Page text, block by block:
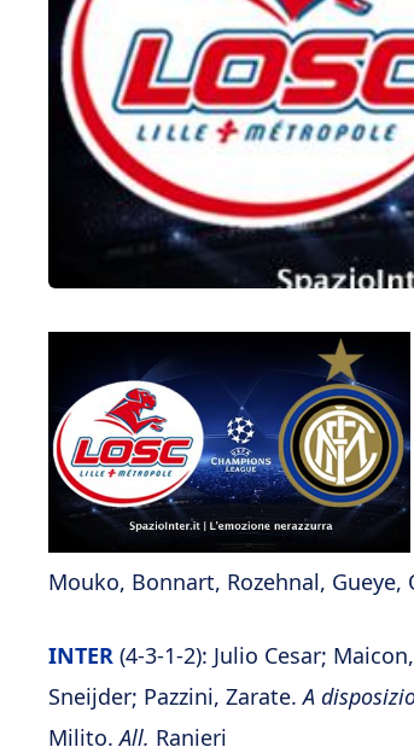
Mouko, Bonnart, Rozehnal, Gueye,
INTER (4-3-1-2): Julio Cesar;
Sneijder; Pazzini, Zarate.A
Milito. All. Ranieri